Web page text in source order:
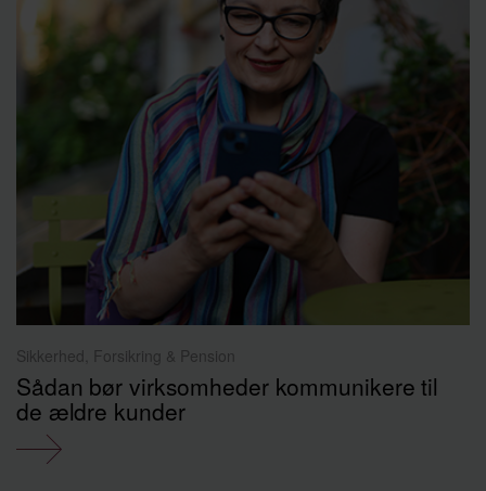
Sikkerhed, Forsikring & Pension
Sådan bør virksomheder kommunikere til
de ældre kunder